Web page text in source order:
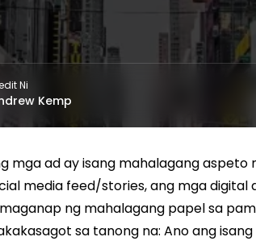
Ni
Kemp
mga ad ay isang mahalagang aspeto
media feed/stories, ang mga digital
ng mahalagang papel sa
sa tanong na: Ano ang